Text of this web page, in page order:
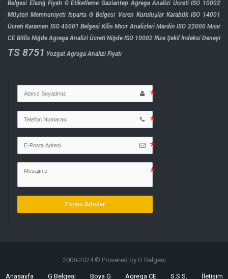
Belgesi Elazığ Fiyatı G Etiketleme Gaziantep Agrega Analizi Ücreti ISO 10002
Müşteri Memnuniyeti Isparta G Belgesi Veren Kuruluşlar Karabük ISO 14001
Ücreti Karaman ISO 45001 Belgesi Kilis Mıcır Analizleri Mardin ISO 22000 Mıcır
CE Bitlis Niğde Agrega Analizi Ücreti Niğde ISO 10002 Rize Şekil İndeksi Deneyi
TS 8751 Yozgat Agrega Analizi Fiyatı
Formu Gönder
2008-2024 © Powered by G Belgesi
Anasayfa G Belgesi Boya G Agrega CE S.S.S. İletişim